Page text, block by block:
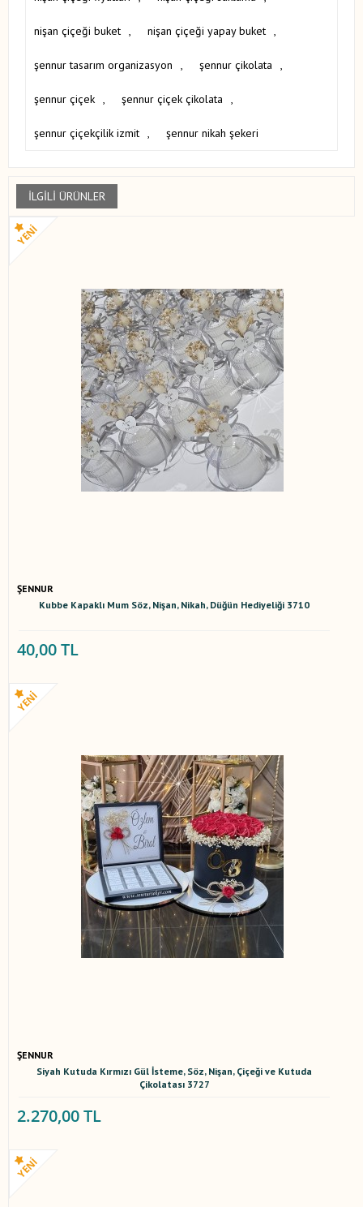
nişan çiçeği buket , nişan çiçeği yapay buket ,
şennur tasarım organizasyon , şennur çikolata ,
şennur çiçek , şennur çiçek çikolata ,
şennur çiçekçilik izmit , şennur nikah şekeri
İLGILI ÜRÜNLER
ŞENNUR
Kubbe Kapaklı Mum Söz, Nişan, Nikah, Düğün Hediyeliği 3710
40,00 TL
ŞENNUR
Siyah Kutuda Kırmızı Gül İsteme, Söz, Nişan, Çiçeği ve Kutuda
Çikolatası 3727
2.270,00 TL